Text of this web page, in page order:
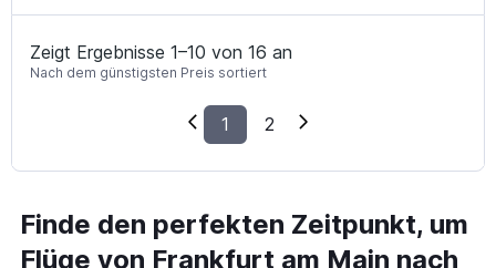
Zeigt Ergebnisse 1–10 von 16 an
Nach dem günstigsten Preis sortiert
1 2
Finde den perfekten Zeitpunkt, um
Flüge von Frankfurt am Main nach